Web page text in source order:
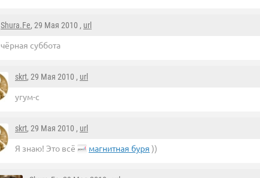
Shura.Fe, 29 Мая 2010 , url
чёрная суббота
skrt, 29 Мая 2010 , url
угум-с
skrt, 29 Мая 2010 , url
Я знаю! Это всё магнитная буря ))